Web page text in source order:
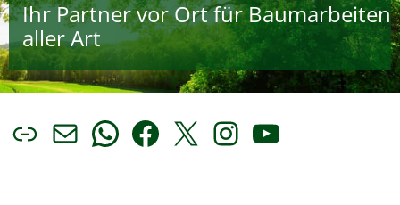
Ihr Partner vor Ort für Baumarbeiten
aller Art
LinkE-Mail
WhatsApp
Facebook
X Instagram
YouTube